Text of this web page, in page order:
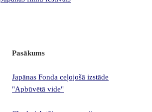
Pasākums
Japānas Fonda ceļojošā izstāde
"Apbūvētā vide"